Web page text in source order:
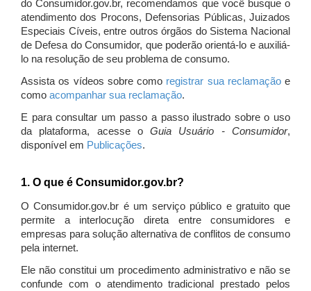
do Consumidor.gov.br, recomendamos que você busque o
atendimento dos Procons, Defensorias Públicas, Juizados
Especiais Cíveis, entre outros órgãos do Sistema Nacional
de Defesa do Consumidor, que poderão orientá-lo e auxiliá-
lo na resolução de seu problema de consumo.
Assista os vídeos sobre como registrar sua reclamaçãoe
como acompanhar sua reclamação.
E para consultar um passo a passo ilustrado sobre o uso
da plataforma, acesse oGuia Usuário - Consumidor,
disponível em Publicações.
1. O que é Consumidor.gov.br?
O Consumidor.gov.br é um serviço público e gratuito que
permite a interlocução direta entre consumidores e
empresas para solução alternativa de conflitos de consumo
pela internet.
Ele não constitui um procedimento administrativo e não se
confunde com o atendimento tradicional prestado pelos